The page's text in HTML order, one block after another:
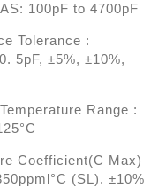
100pF to 4700pF
Tolerance :
5pF, ±5%, ±10%,
Range :
Coefficient(C Max)
(SL). ±10%